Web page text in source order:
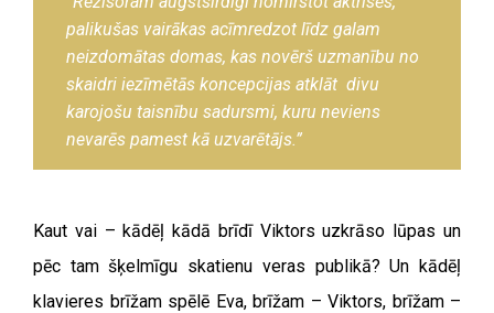
palikušas vairākas acīmredzot līdz galam
neizdomātas domas, kas novērš uzmanību no
skaidri iezīmētās koncepcijas atklāt divu
karojošu taisnību sadursmi, kuru neviens
nevarēs pamest kā uzvarētājs.”
Kaut vai – kādēļ kādā brīdī Viktors uzkrāso lūpas un
pēc tam šķelmīgu skatienu veras publikā? Un kādēļ
klavieres brīžam spēlē Eva, brīžam – Viktors, brīžam –